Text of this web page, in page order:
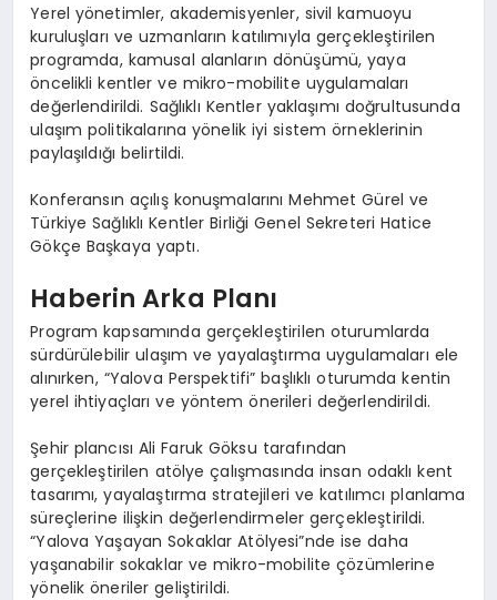
Yerel yönetimler, akademisyenler, sivil kamuoyu
kuruluşları ve uzmanların katılımıyla gerçekleştirilen
programda, kamusal alanların dönüşümü, yaya
öncelikli kentler ve mikro-mobilite uygulamaları
değerlendirildi. Sağlıklı Kentler yaklaşımı doğrultusunda
ulaşım politikalarına yönelik iyi sistem örneklerinin
paylaşıldığı belirtildi.
Konferansın açılış konuşmalarını Mehmet Gürel ve
Türkiye Sağlıklı Kentler Birliği Genel Sekreteri Hatice
Gökçe Başkaya yaptı.
Haberin Arka Planı
Program kapsamında gerçekleştirilen oturumlarda
sürdürülebilir ulaşım ve yayalaştırma uygulamaları ele
alınırken, “Yalova Perspektifi” başlıklı oturumda kentin
yerel ihtiyaçları ve yöntem önerileri değerlendirildi.
Şehir plancısı Ali Faruk Göksu tarafından
gerçekleştirilen atölye çalışmasında insan odaklı kent
tasarımı, yayalaştırma stratejileri ve katılımcı planlama
süreçlerine ilişkin değerlendirmeler gerçekleştirildi.
“Yalova Yaşayan Sokaklar Atölyesi”nde ise daha
yaşanabilir sokaklar ve mikro-mobilite çözümlerine
yönelik öneriler geliştirildi.